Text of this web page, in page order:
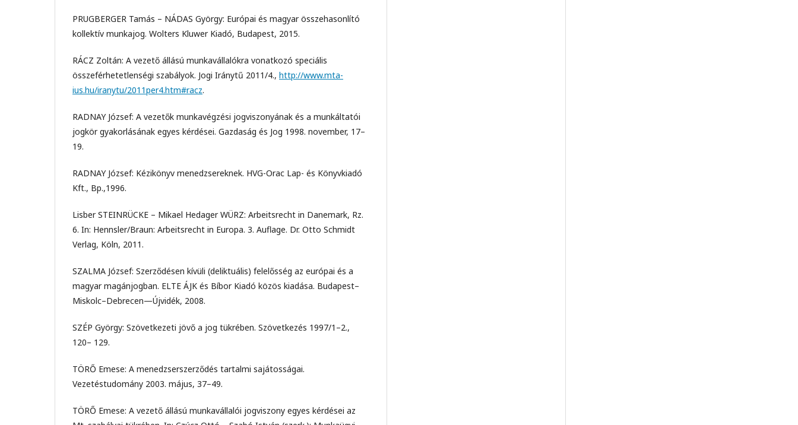
PRUGBERGER Tamás – NÁDAS György: Európai és magyar összehasonlító
kollektív munkajog. Wolters Kluwer Kiadó, Budapest, 2015.
RÁCZ Zoltán: A vezető állású munkavállalókra vonatkozó speciális
összeférhetetlenségi szabályok. Jogi Iránytű 2011/4., http://www.mta-
ius.hu/iranytu/2011per4.htm#racz.
RADNAY József: A vezetők munkavégzési jogviszonyának és a munkáltatói
jogkör gyakorlásának egyes kérdései. Gazdaság és Jog 1998. november, 17–
19.
RADNAY József: Kézikönyv menedzsereknek. HVG-Orac Lap- és Könyvkiadó
Kft., Bp.,1996.
Lisber STEINRÜCKE – Mikael Hedager WÜRZ: Arbeitsrecht in Danemark, Rz.
6. In: Hennsler/Braun: Arbeitsrecht in Europa. 3. Auflage. Dr. Otto Schmidt
Verlag, Köln, 2011.
SZALMA József: Szerződésen kívüli (deliktuális) felelősség az európai és a
magyar magánjogban. ELTE ÁJK és Bíbor Kiadó közös kiadása. Budapest–
Miskolc–Debrecen—Újvidék, 2008.
SZÉP György: Szövetkezeti jövő a jog tükrében. Szövetkezés 1997/1–2.,
120– 129.
TÖRŐ Emese: A menedzserszerződés tartalmi sajátosságai.
Vezetéstudomány 2003. május, 37–49.
TÖRŐ Emese: A vezető állású munkavállalói jogviszony egyes kérdései az